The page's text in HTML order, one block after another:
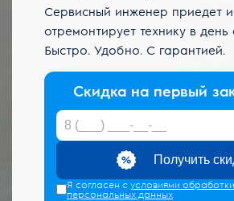
Сервисный инженер приедет и
отремонтирует технику в
Быстро. Удобно. С гарантией.
Скидка на первый
Получить
Я согласен с условиями обработки
персональных данных